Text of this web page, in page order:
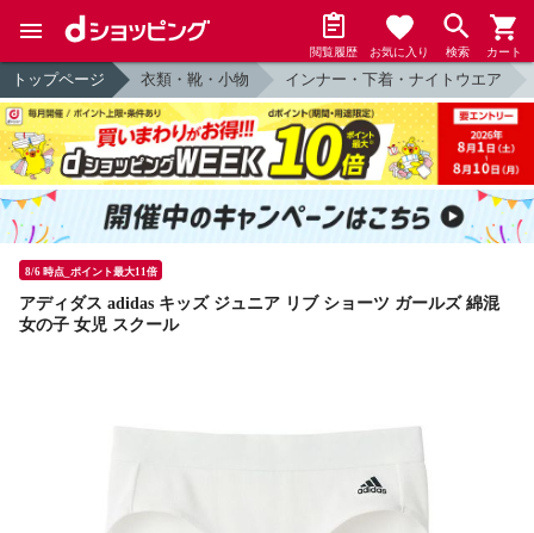
閲覧履歴 お気に入り 検索 カート
トップページ 衣類・靴・小物 インナー・下着・ナイトウエア
8/6 時点_ポイント最大11倍
アディダス adidas キッズ ジュニア リブ ショーツ ガールズ 綿混
女の子 女児 スクール